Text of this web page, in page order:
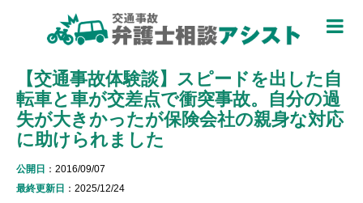
【交通事故体験談】スピードを出した自
転車と車が交差点で衝突事故。自分の過
失が大きかったが保険会社の親身な対応
に助けられました
公開日 ：2016/09/07
最終更新日 ：2025/12/24
被害者のための基礎知識 ▼
被害者になったら
適用できる保険を知る
過失割合について知る